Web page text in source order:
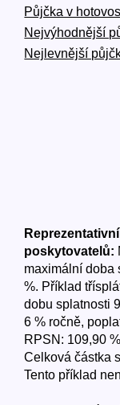
Půjčka v
Nejvýhodnější
Nejlevnější
poskytovatelů:
maximální doba
%. Příklad
dobu splatnosti
6 % ročně,
RPSN: 109,90
Celková částka
Tento příklad